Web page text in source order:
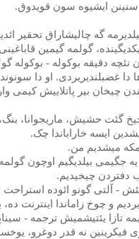
ایشیوه سون قویدوق.
گه چالیشاراق تحقیر
گولمه گیمین قاباغینی
نئچه دقیقه بوکوله - بوکوله
دا غضبلندیریردی. او دا
چیخان بیر پاتلاییش کیمی
گئت حشیش، ماریجوانا،
ایسه خاراباندا چک.
میشدیم من.
یه جگیمی بیلدیگیم اوچون
دفتردن چیخیدیم.
- آلتی گونو ائوده استراحت
و چوخ زاماندا اینترنت
تازا یئتیشمیش ترجمه -
فیکرینین نه قدر دوغرو،